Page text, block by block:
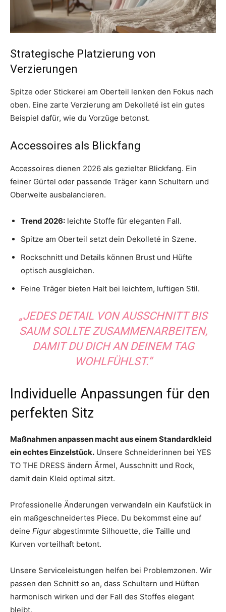
Strategische Platzierung von
Verzierungen
Spitze oder Stickerei am Oberteil lenken den Fokus nach
oben. Eine zarte Verzierung am Dekolleté ist ein gutes
Beispiel dafür, wie du Vorzüge betonst.
Accessoires als Blickfang
Accessoires dienen 2026 als gezielter Blickfang. Ein
feiner Gürtel oder passende Träger kann Schultern und
Oberweite ausbalancieren.
Trend 2026: leichte Stoffe für eleganten Fall.
Spitze am Oberteil setzt dein Dekolleté in Szene.
Rockschnitt und Details können Brust und Hüfte
optisch ausgleichen.
Feine Träger bieten Halt bei leichtem, luftigen Stil.
„JEDES DETAIL VON AUSSCHNITT BIS
SAUM SOLLTE ZUSAMMENARBEITEN,
DAMIT DU DICH AN DEINEM TAG
WOHLFÜHLST.“
Individuelle Anpassungen für den
perfekten Sitz
Maßnahmen anpassen macht aus einem Standardkleid
ein echtes Einzelstück. Unsere Schneiderinnen bei YES
TO THE DRESS ändern Ärmel, Ausschnitt und Rock,
damit dein Kleid optimal sitzt.
Professionelle Änderungen verwandeln ein Kaufstück in
ein maßgeschneidertes Piece. Du bekommst eine auf
deine Figur abgestimmte Silhouette, die Taille und
Kurven vorteilhaft betont.
Unsere Serviceleistungen helfen bei Problemzonen. Wir
passen den Schnitt so an, dass Schultern und Hüften
harmonisch wirken und der Fall des Stoffes elegant
bleibt.